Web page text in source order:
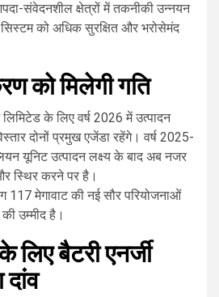
संवेदनशील क्षेत्रों में तकनीकी उन्नयन
को अधिक सुरक्षित और भरोसेमंद
को मिलेगी गति
के लिए वर्ष 2026 में उत्पादन
दोनों प्रमुख एजेंडा रहेंगे। वर्ष 2025-
यूनिट उत्पादन लक्ष्य के बाद अब नजर
स्थिर करने पर है।
117 मेगावाट की नई सौर परियोजनाओं
उम्मीद है।
लिए बैटरी एनर्जी
दांव